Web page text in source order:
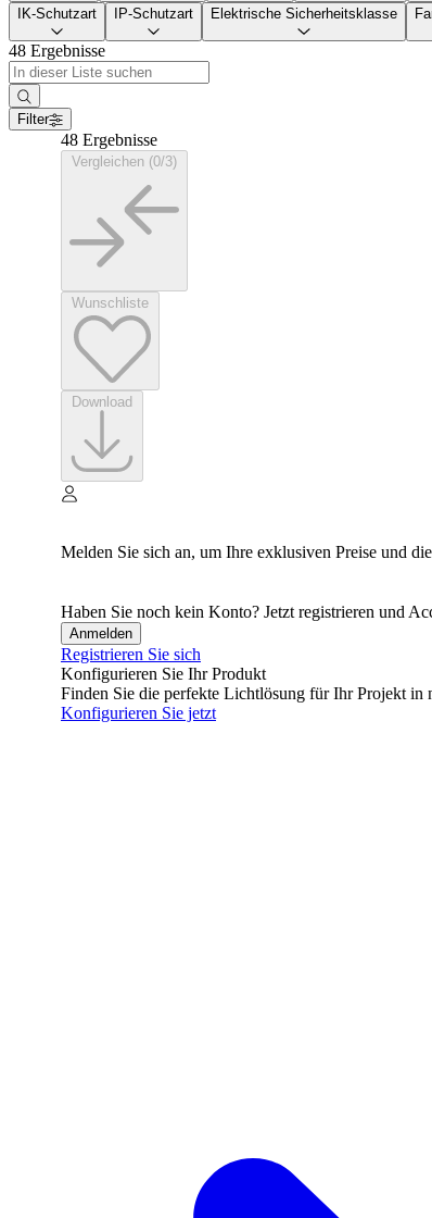
IK-Schutzart IP-Schutzart Elektrische Sicherheitsklasse
48 Ergebnisse
Filter
48 Ergebnisse
Melden Sie sich an, um Ihre exklusiven Preise und
Haben Sie noch kein Konto? Jetzt registrieren und
Anmelden
Registrieren Sie sich
Konfigurieren Sie Ihr Produkt
Finden Sie die perfekte Lichtlösung für Ihr Projekt in
Konfigurieren Sie jetzt